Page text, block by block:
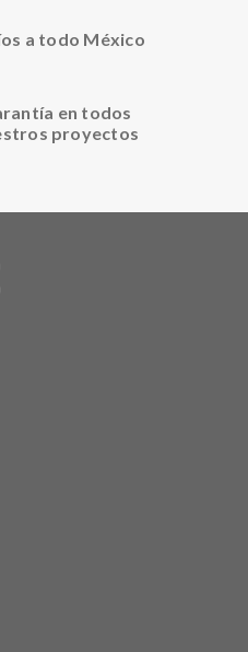
a todo México
en todos
proyectos